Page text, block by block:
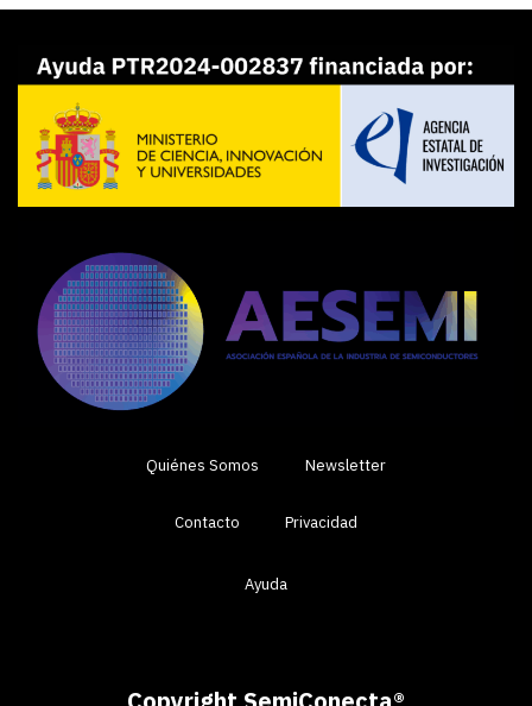
Quiénes Somos Newsletter
Contacto Privacidad
Ayuda